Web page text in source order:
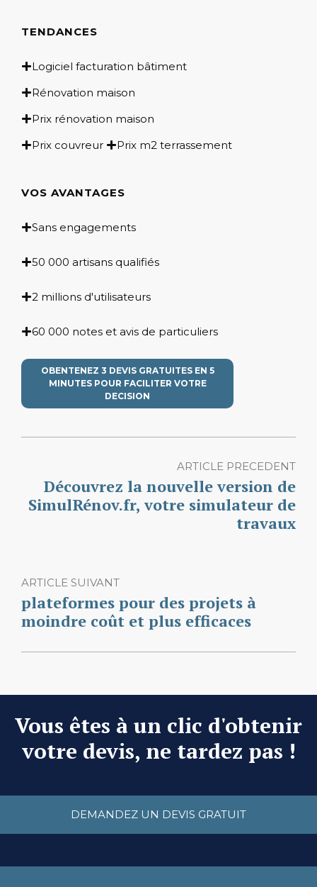
TENDANCES
Logiciel facturation bâtiment
Rénovation maison
Prix rénovation maison
Prix couvreur
Prix m2 terrassement
VOS AVANTAGES
Sans engagements
50 000 artisans qualifiés
2 millions d'utilisateurs
60 000 notes et avis de particuliers
OBENTENEZ 3 DEVIS GRATUITES EN 5
MINUTES POUR FACILITER VOTRE
DECISION
ARTICLE PRECEDENT
Découvrez la nouvelle version de
SimulRénov.fr, votre simulateur de
travaux
ARTICLE SUIVANT
plateformes pour des projets à
moindre coût et plus efficaces
Vous êtes à un clic d'obtenir
votre devis, ne tardez pas !
DEMANDEZ UN DEVIS GRATUIT